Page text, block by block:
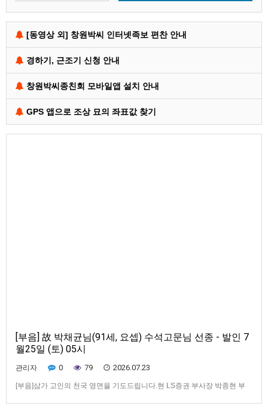
[동영상 외] 창원박씨 인터넷족보 편찬 안내
경하기, 근조기 신청 안내
창원박씨종친회 모바일앱 설치 안내
GPS 앱으로 조상 묘의 좌표값 찾기
[부음] 故 박채균님(91세, 요셉) 수석고문님 선종 - 발인 7
월25일 (토) 05시
관리자 0 79 2026.07.23
[부음]삼가 고인의 천국 영면을 기도드립니다.현 LS증권 부사장 박종현 부